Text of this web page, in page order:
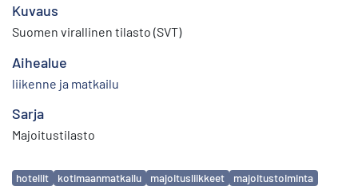
Kuvaus
Suomen virallinen tilasto (SVT)
Aihealue
liikenne ja matkailu
Sarja
Majoitustilasto
Avainsanat
hotellit kotimaanmatkailu majoitusliikkeet
majoitustoiminta